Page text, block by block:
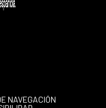
NAVEGACIÓN